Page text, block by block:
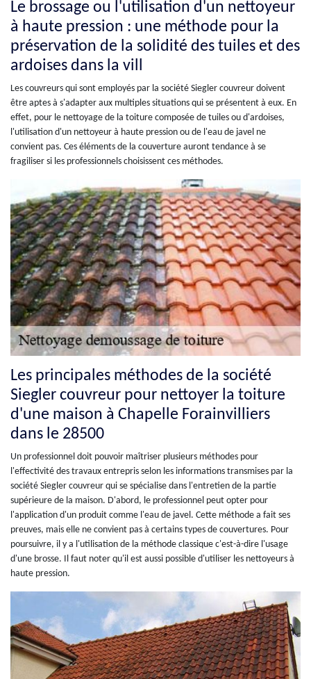
Le brossage ou l'utilisation d'un nettoyeur
à haute pression : une méthode pour la
préservation de la solidité des tuiles et des
ardoises dans la vill
Les couvreurs qui sont employés par la société Siegler couvreur doivent
être aptes à s'adapter aux multiples situations qui se présentent à eux. En
effet, pour le nettoyage de la toiture composée de tuiles ou d'ardoises,
l'utilisation d'un nettoyeur à haute pression ou de l'eau de javel ne
convient pas. Ces éléments de la couverture auront tendance à se
fragiliser si les professionnels choisissent ces méthodes.
Les principales méthodes de la société
Siegler couvreur pour nettoyer la toiture
d'une maison à Chapelle Forainvilliers
dans le 28500
Un professionnel doit pouvoir maîtriser plusieurs méthodes pour
l'effectivité des travaux entrepris selon les informations transmises par la
société Siegler couvreur qui se spécialise dans l'entretien de la partie
supérieure de la maison. D'abord, le professionnel peut opter pour
l'application d'un produit comme l'eau de javel. Cette méthode a fait ses
preuves, mais elle ne convient pas à certains types de couvertures. Pour
poursuivre, il y a l'utilisation de la méthode classique c'est-à-dire l'usage
d'une brosse. Il faut noter qu'il est aussi possible d'utiliser les nettoyeurs à
haute pression.